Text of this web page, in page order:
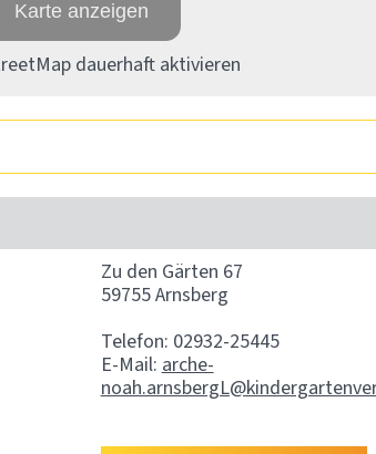
Karte anzeigen
dauerhaft aktivieren
Zu den Gärten 67
59755 Arnsberg
Telefon: 02932-25445
E-Mail: arche-